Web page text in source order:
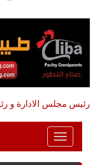
رئيس مجلس الادارة و
Toggle
Navigation